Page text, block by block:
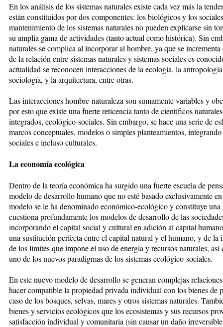
En los análisis de los sistemas naturales existe cada vez más la
están constituidos por dos componentes: los biológicos y los
mantenimiento de los sistemas naturales no pueden explicarse sin
su amplia gama de actividades (tanto actual como histórica). Sin
naturales se complica al incorporar al hombre, ya que se
de la relación entre sistemas naturales y sistemas sociales es
actualidad se reconocen interacciones de la ecología, la
sociología, y la arquitectura, entre otras.
Las interacciones hombre-naturaleza son sumamente variables y
por esto que existe una fuerte reticencia tanto de científicos
integrados, ecológico-sociales. Sin embargo, se hace una serie de
marcos conceptuales, modelos o simples planteamientos,
sociales e incluso culturales.
La economía ecológica
Dentro de la teoría económica ha surgido una fuerte escuela de
modelo de desarrollo humano que no esté basado exclusivamente
modelo se le ha denominado económico-ecológico y constituye
cuestiona profundamente los modelos de desarrollo de las
incorporando el capital social y cultural en adición al capital
una sustitución perfecta entre el capital natural y el humano, y de
de los límites que impone el uso de energía y recursos naturales,
uno de los nuevos paradigmas de los sistemas ecológico-sociales.
En este nuevo modelo de desarrollo se generan complejas
hacer compatible la propiedad privada individual con los bienes de
caso de los bosques, selvas, mares y otros sistemas naturales.
bienes y servicios ecológicos que los ecosistemas y sus recursos
satisfacción individual y comunitaria (sin causar un daño